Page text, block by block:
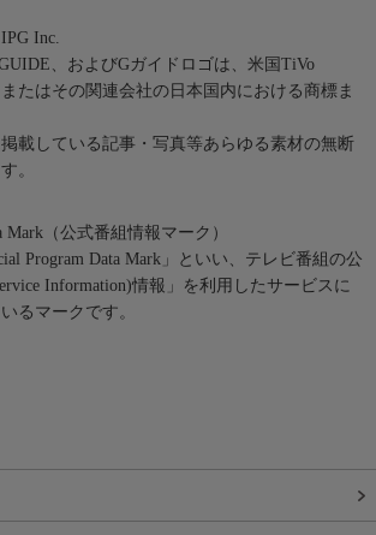
Inc.
、およびGガイドロゴは、米国TiVo
たはその関連会社の日本国内における商標ま
載している記事・写真等あらゆる素材の無断
。
Mark（公式番組情報マーク）
Program Data Mark」といい、テレビ番組の公
Information)情報」を利用したサービスに
るマークです。